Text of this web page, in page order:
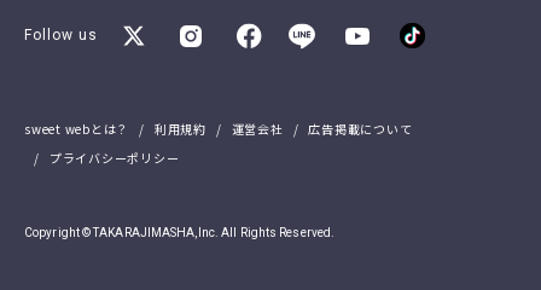
Follow us
sweet webとは？ 利用規約 運営会社
広告掲載について
プライバシーポリシー
Copyright © TAKARAJIMASHA,Inc. All Rights Reserved.